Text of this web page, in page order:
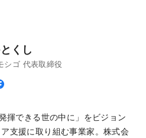
くし
シゴ 代表取締役
揮できる世の中に」をビジョン
支援に取り組む事業家。株式会